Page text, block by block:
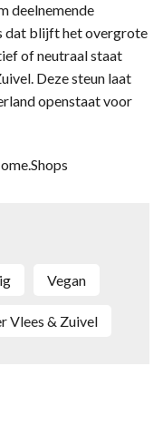
deelnemende
dat blijft het overgrote
of neutraal staat
Deze steun laat
openstaat voor
Vegan
Vlees & Zuivel